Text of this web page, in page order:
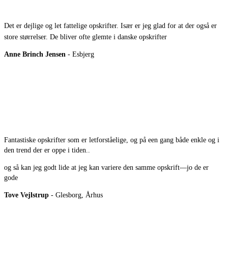
Det er dejlige og let fattelige opskrifter. Især er jeg glad for at der også er
store størrelser. De bliver ofte glemte i danske opskrifter
Anne Brinch Jensen - Esbjerg
Fantastiske opskrifter som er letforståelige, og på een gang både enkle og i
den trend der er oppe i tiden..
og så kan jeg godt lide at jeg kan variere den samme opskrift—jo de er
gode
Tove Vejlstrup - Glesborg, Århus